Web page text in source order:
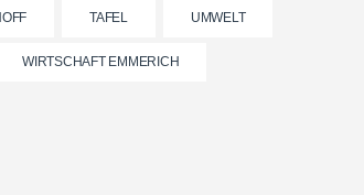
TAFEL UMWELT
WIRTSCHAFT EMMERICH